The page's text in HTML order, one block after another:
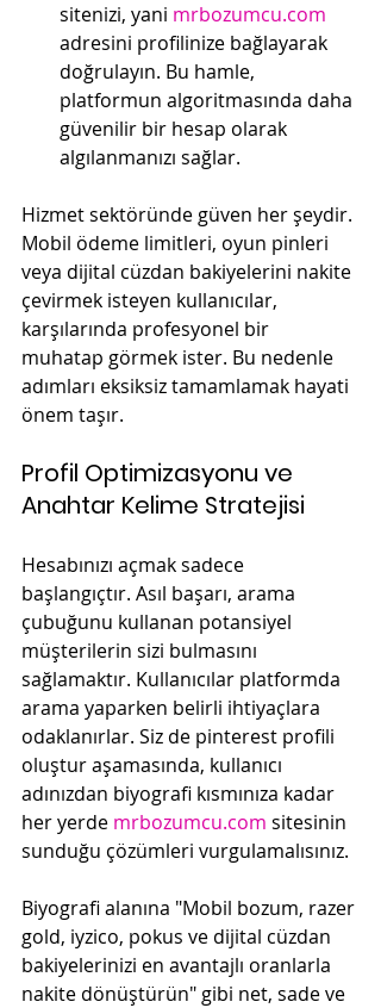
sitenizi, yani mrbozumcu.com
adresini profilinize bağlayarak
doğrulayın. Bu hamle,
platformun algoritmasında daha
güvenilir bir hesap olarak
algılanmanızı sağlar.
Hizmet sektöründe güven her şeydir.
Mobil ödeme limitleri, oyun pinleri
veya dijital cüzdan bakiyelerini nakite
çevirmek isteyen kullanıcılar,
karşılarında profesyonel bir
muhatap görmek ister. Bu nedenle
adımları eksiksiz tamamlamak hayati
önem taşır.
Profil Optimizasyonu ve
Anahtar Kelime Stratejisi
Hesabınızı açmak sadece
başlangıçtır. Asıl başarı, arama
çubuğunu kullanan potansiyel
müşterilerin sizi bulmasını
sağlamaktır. Kullanıcılar platformda
arama yaparken belirli ihtiyaçlara
odaklanırlar. Siz de pinterest profili
oluştur aşamasında, kullanıcı
adınızdan biyografi kısmınıza kadar
her yerde mrbozumcu.com sitesinin
sunduğu çözümleri vurgulamalısınız.
Biyografi alanına "Mobil bozum, razer
gold, iyzico, pokus ve dijital cüzdan
bakiyelerinizi en avantajlı oranlarla
nakite dönüştürün" gibi net, sade ve